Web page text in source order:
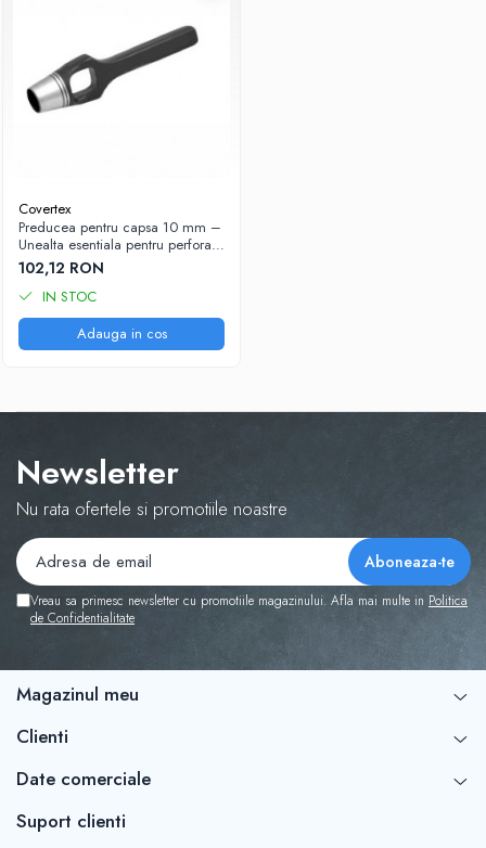
Covertex
Preducea pentru capsa 10 mm –
Unealta esentiala pentru perforare
precisa
102,12 RON
IN STOC
Adauga in cos
Newsletter
Nu rata ofertele si promotiile noastre
Vreau sa primesc newsletter cu promotiile magazinului. Afla mai multe in Politica
de Confidentialitate
Magazinul meu
Clienti
Date comerciale
Suport clienti